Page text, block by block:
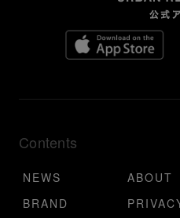
Contents
NEWS
ABOUT
BRAND